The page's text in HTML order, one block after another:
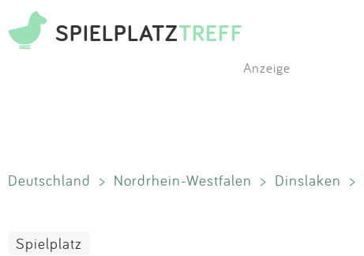
SPIELPLATZTREFF
Anzeige
Deutschland > Nordrhein-Westfalen > Dinslaken >
Spielplatz